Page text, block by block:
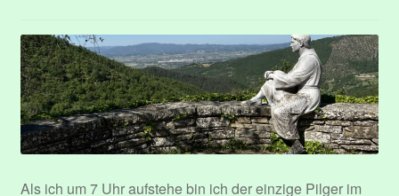
Blog
Booking
Booking Details
Datenschutzerklärung
Als ich um 7 Uhr aufstehe bin ich der einzige Pilger im